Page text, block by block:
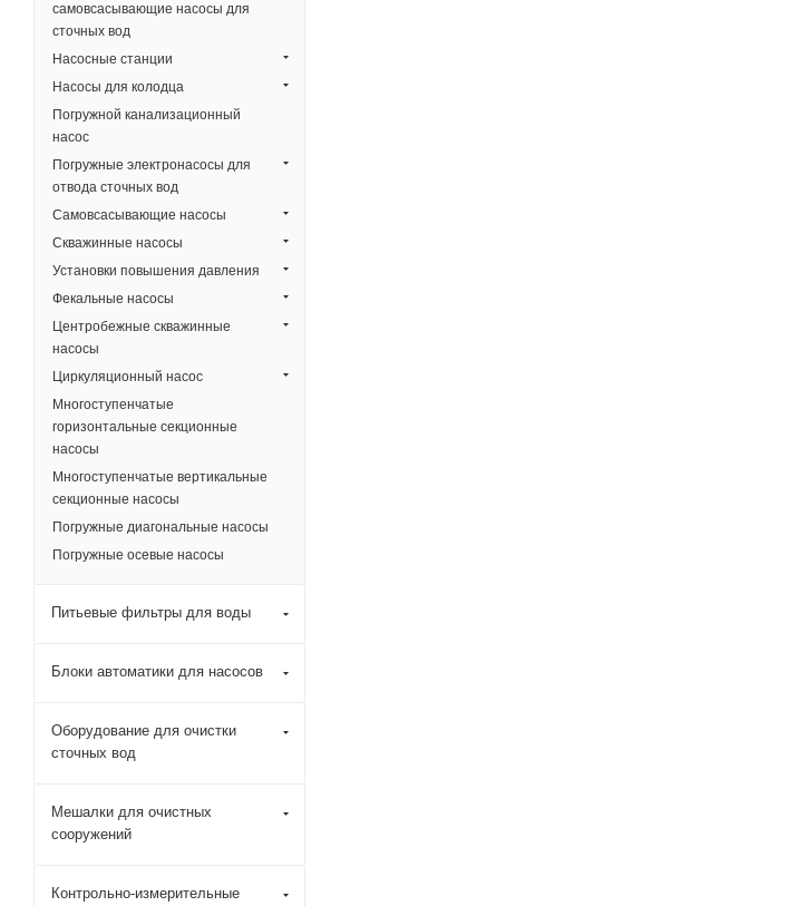
самовсасывающие насосы для
сточных вод
Насосные станции
Насосы для колодца
Погружной канализационный
насос
Погружные электронасосы для
отвода сточных вод
Самовсасывающие насосы
Скважинные насосы
Установки повышения давления
Фекальные насосы
Центробежные скважинные
насосы
Циркуляционный насос
Многоступенчатые
горизонтальные секционные
насосы
Многоступенчатые вертикальные
секционные насосы
Погружные диагональные насосы
Погружные осевые насосы
Питьевые фильтры для воды
Блоки автоматики для насосов
Оборудование для очистки
сточных вод
Мешалки для очистных
сооружений
Контрольно-измерительные